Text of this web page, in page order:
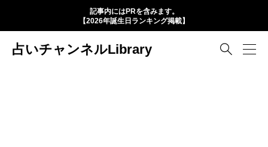
記事内にはPRを含みます。
【2026年誕生日ランキング掲載】
占いチャンネルLibrary 